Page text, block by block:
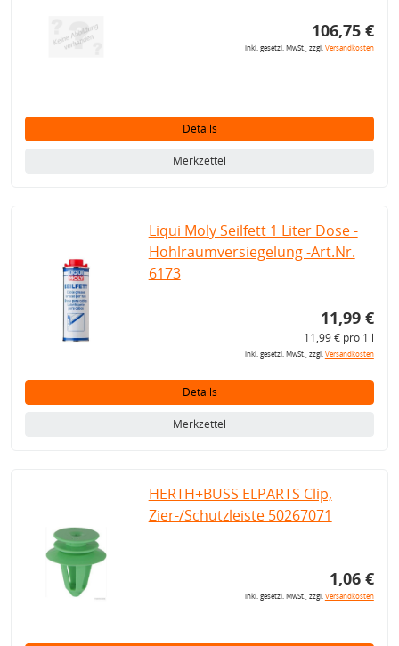
106,75 €
inkl. gesetzl. MwSt., zzgl.Versandkosten
Details
Merkzettel
Liqui Moly Seilfett 1 Liter Dose -
Hohlraumversiegelung -Art.Nr.
6173
11,99 €
11,99 € pro 1 l
inkl. gesetzl. MwSt., zzgl.Versandkosten
Details
Merkzettel
HERTH+BUSS ELPARTS Clip,
Zier-/Schutzleiste 50267071
1,06 €
inkl. gesetzl. MwSt., zzgl.Versandkosten